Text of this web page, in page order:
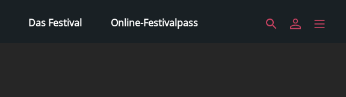
Das Festival Online-Festivalpass